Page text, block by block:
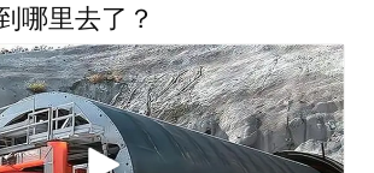
哪里去了？